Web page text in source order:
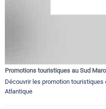
Promotions touristiques au Sud
Découvrir les promotion
Atlantique